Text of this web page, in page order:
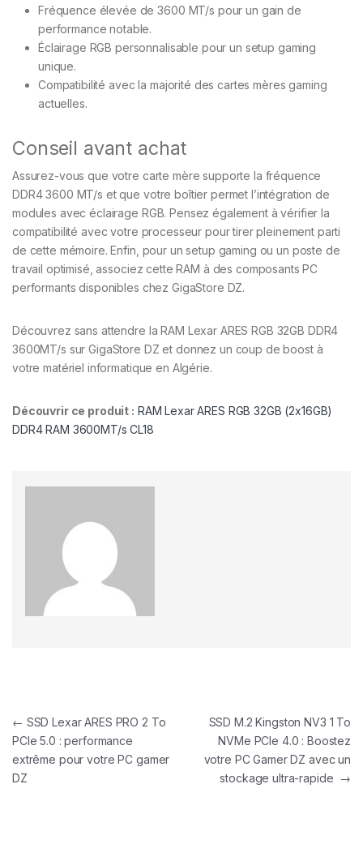
Fréquence élevée de 3600 MT/s pour un gain de
performance notable.
Éclairage RGB personnalisable pour un setup gaming
unique.
Compatibilité avec la majorité des cartes mères gaming
actuelles.
Conseil avant achat
Assurez-vous que votre carte mère supporte la fréquence
DDR4 3600 MT/s et que votre boîtier permet l’intégration de
modules avec éclairage RGB. Pensez également à vérifier la
compatibilité avec votre processeur pour tirer pleinement parti
de cette mémoire. Enfin, pour un setup gaming ou un poste de
travail optimisé, associez cette RAM à des composants PC
performants disponibles chez GigaStore DZ.
Découvrez sans attendre la RAM Lexar ARES RGB 32GB DDR4
3600MT/s sur GigaStore DZ et donnez un coup de boost à
votre matériel informatique en Algérie.
Découvrir ce produit : RAM Lexar ARES RGB 32GB (2x16GB)
DDR4 RAM 3600MT/s CL18
Navigation de l’article
← SSD Lexar ARES PRO 2 To
PCIe 5.0 : performance
extrême pour votre PC gamer
DZ
SSD M.2 Kingston NV3 1 To
NVMe PCIe 4.0 : Boostez
votre PC Gamer DZ avec un
stockage ultra-rapide →